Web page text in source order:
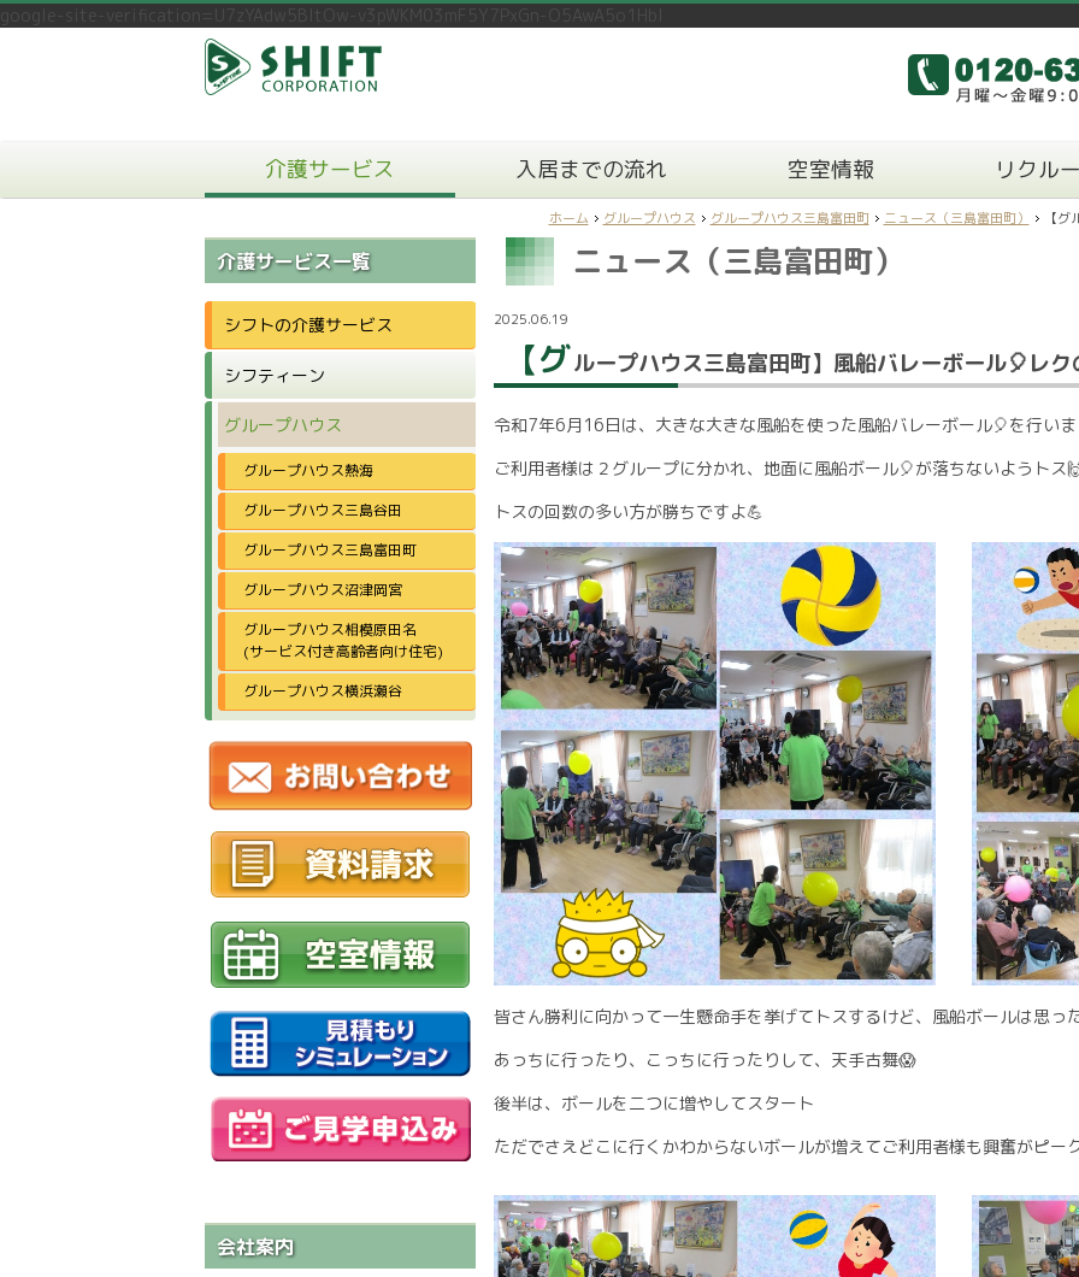
google-site-verification=U7zYAdw5BltOw-v3pWKM03mF5Y7PxGn-O5AwA5o1HbI
介護サービス 入居までの流れ 空室情報 リクル
ホーム グループハウス グループハウス三島富田町 ニュース（三島富田町） 【
ニュース（三島富田町）
2025.06.19
【グループハウス三島富田町】風船バレーボール🎈レク
令和7年6月16日は、大きな大きな風船を使った風船バレーボール🎈を行い
ご利用者様は２グループに分かれ、地面に風船ボール🎈が落ちないようトス
トスの回数の多い方が勝ちですよ💪
皆さん勝利に向かって一生懸命手を挙げてトスするけど、風船ボールは思っ
あっちに行ったり、こっちに行ったりして、天手古舞😱
後半は、ボールを二つに増やしてスタート
ただでさえどこに行くかわからないボールが増えてご利用者様も興奮がピー
介護サービス一覧
シフトの介護サービス
シフティーン
グループハウス
グループハウス熱海
グループハウス三島谷田
グループハウス三島富田町
グループハウス沼津岡宮
グループハウス相模原田名
(サービス付き高齢者向け住宅)
グループハウス横浜瀬谷
会社案内